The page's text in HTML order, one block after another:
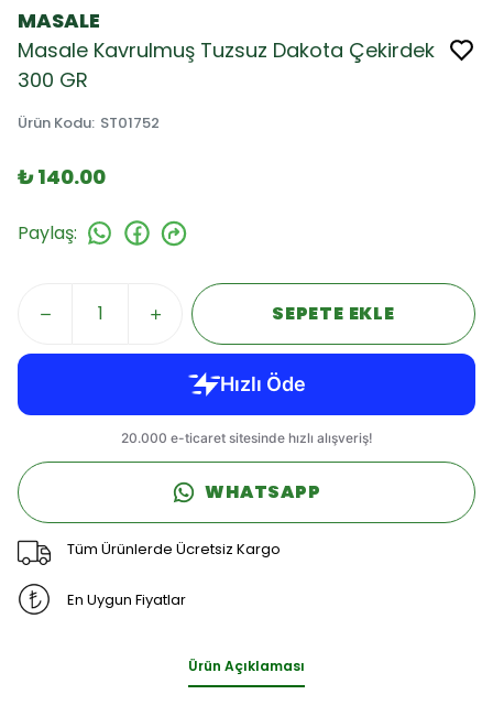
MASALE
Masale Kavrulmuş Tuzsuz Dakota Çekirdek
300 GR
Ürün Kodu: ST01752
₺ 140.00
Paylaş:
SEPETE EKLE
WHATSAPP
Tüm Ürünlerde Ücretsiz Kargo
En Uygun Fiyatlar
Ürün Açıklaması